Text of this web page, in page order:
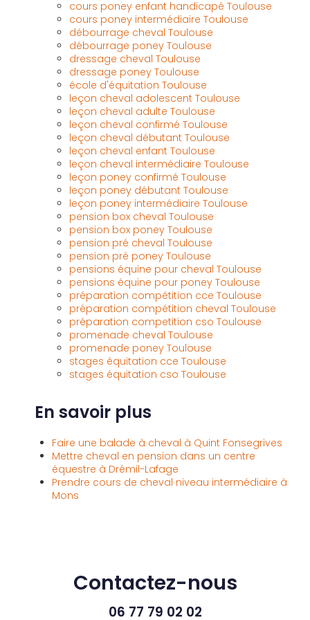
cours poney enfant handicapé Toulouse
cours poney intermédiaire Toulouse
débourrage cheval Toulouse
débourrage poney Toulouse
dressage cheval Toulouse
dressage poney Toulouse
école d'équitation Toulouse
leçon cheval adolescent Toulouse
leçon cheval adulte Toulouse
leçon cheval confirmé Toulouse
leçon cheval débutant Toulouse
leçon cheval enfant Toulouse
leçon cheval intermédiaire Toulouse
leçon poney confirmé Toulouse
leçon poney débutant Toulouse
leçon poney intermédiaire Toulouse
pension box cheval Toulouse
pension box poney Toulouse
pension pré cheval Toulouse
pension pré poney Toulouse
pensions équine pour cheval Toulouse
pensions équine pour poney Toulouse
préparation compétition cce Toulouse
préparation compétition cheval Toulouse
préparation competition cso Toulouse
promenade cheval Toulouse
promenade poney Toulouse
stages équitation cce Toulouse
stages équitation cso Toulouse
En savoir plus
Faire une balade à cheval à Quint Fonsegrives
Mettre cheval en pension dans un centre
équestre à Drémil-Lafage
Prendre cours de cheval niveau intermédiaire à
Mons
Contactez-nous
06 77 79 02 02